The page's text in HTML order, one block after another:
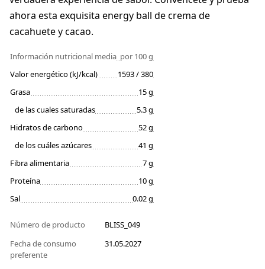
ahora esta exquisita energy ball de crema de
cacahuete y cacao.
Información nutricional media por 100 g
Valor energético (kJ/kcal)
1593 / 380
Grasa
15 g
de las cuales saturadas
5.3 g
Hidratos de carbono
52 g
de los cuáles azúcares
41 g
Fibra alimentaria
7 g
Proteína
10 g
Sal
0.02 g
Número de producto
BLISS_049
Fecha de consumo
preferente
31.05.2027